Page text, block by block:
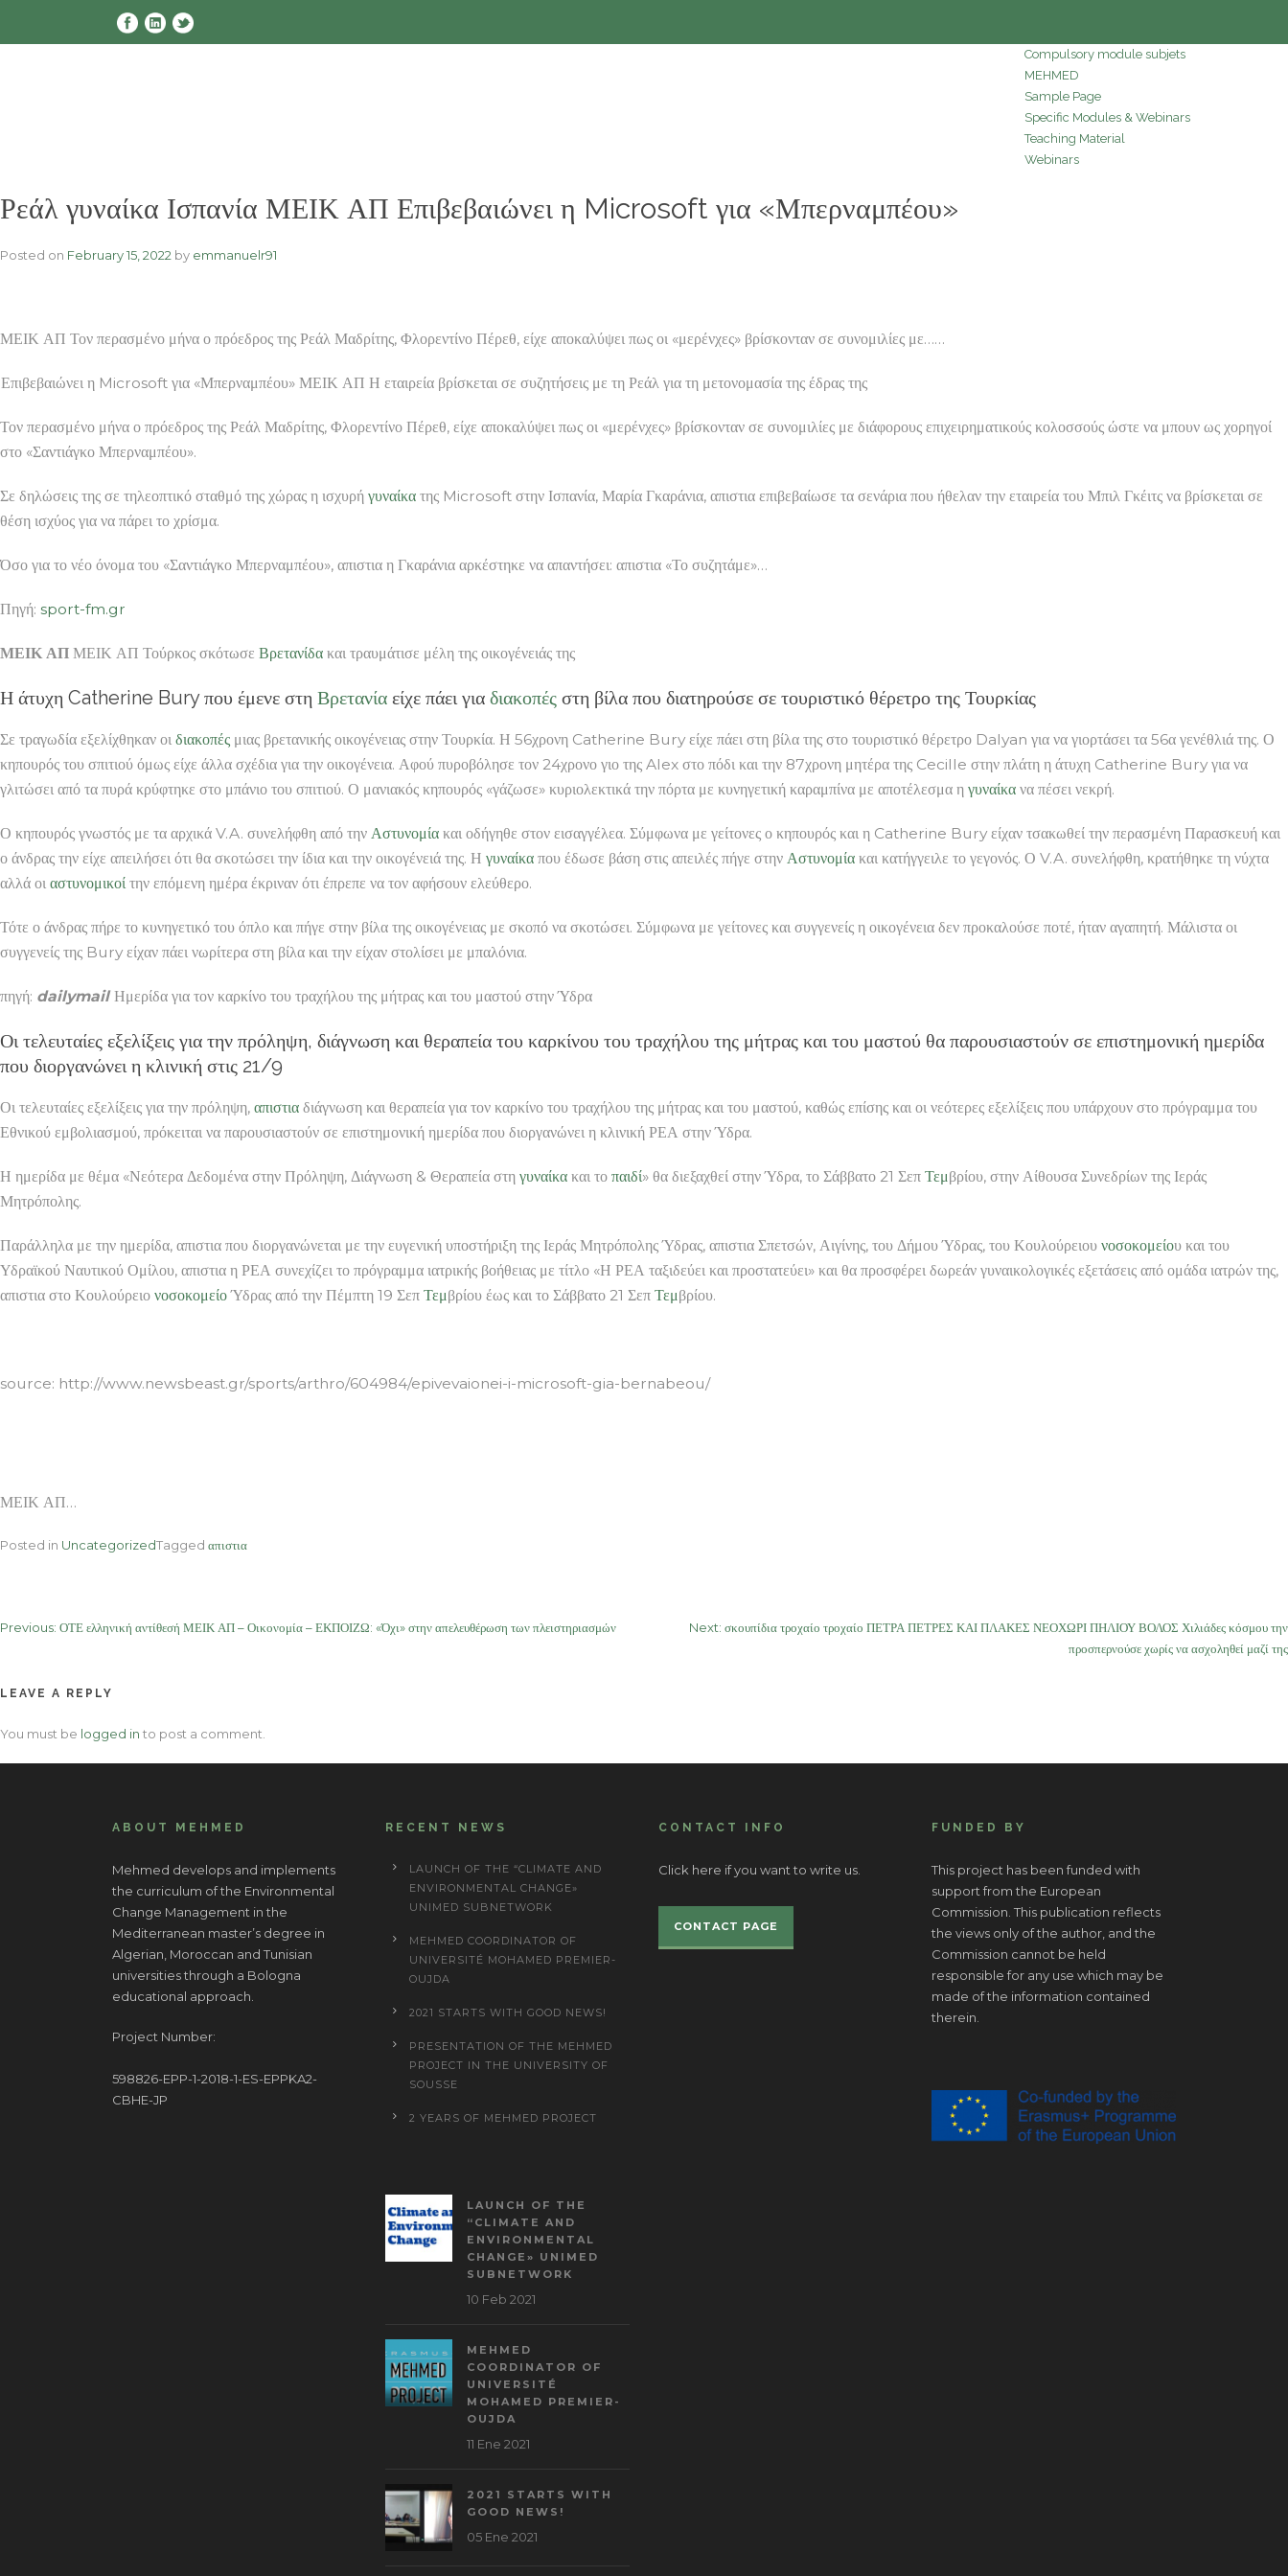
Compulsory module subjets
MEHMED
Sample Page
Specific Modules & Webinars
Teaching Material
Webinars
Ρεάλ γυναίκα Ισπανία ΜΕΙΚ ΑΠ Επιβεβαιώνει η Microsoft για «Μπερναμπέου»
Posted on February 15, 2022 by emmanuelr91
ΜΕΙΚ ΑΠ Τον περασμένο μήνα ο πρόεδρος της Ρεάλ Μαδρίτης, Φλορεντίνο Πέρεθ, είχε αποκαλύψει πως οι «μερένχες» βρίσκονταν σε συνομιλίες με……
Επιβεβαιώνει η Microsoft για «Μπερναμπέου» ΜΕΙΚ ΑΠ Η εταιρεία βρίσκεται σε συζητήσεις με τη Ρεάλ για τη μετονομασία της έδρας της
Τον περασμένο μήνα ο πρόεδρος της Ρεάλ Μαδρίτης, Φλορεντίνο Πέρεθ, είχε αποκαλύψει πως οι «μερένχες» βρίσκονταν σε συνομιλίες με διάφορους επιχειρηματικούς κολοσσούς ώστε να μπουν ως χορηγοί
στο «Σαντιάγκο Μπερναμπέου».
Σε δηλώσεις της σε τηλεοπτικό σταθμό της χώρας η ισχυρή γυναίκα της Microsoft στην Ισπανία, Μαρία Γκαράνια, απιστια επιβεβαίωσε τα σενάρια που ήθελαν την εταιρεία του Μπιλ Γκέιτς να βρίσκεται σε
θέση ισχύος για να πάρει το χρίσμα.
Όσο για το νέο όνομα του «Σαντιάγκο Μπερναμπέου», απιστια η Γκαράνια αρκέστηκε να απαντήσει: απιστια «Το συζητάμε»…
Πηγή: sport-fm.gr
ΜΕΙΚ ΑΠ ΜΕΙΚ ΑΠ Τούρκος σκότωσε Βρετανίδα και τραυμάτισε μέλη της οικογένειάς της
Η άτυχη Catherine Bury που έμενε στη Βρετανία είχε πάει για διακοπές στη βίλα που διατηρούσε σε τουριστικό θέρετρο της Τουρκίας
Σε τραγωδία εξελίχθηκαν οι διακοπές μιας βρετανικής οικογένειας στην Τουρκία. Η 56χρονη Catherine Bury είχε πάει στη βίλα της στο τουριστικό θέρετρο Dalyan για να γιορτάσει τα 56α γενέθλιά της. Ο
κηπουρός του σπιτιού όμως είχε άλλα σχέδια για την οικογένεια. Αφού πυροβόλησε τον 24χρονο γιο της Alex στο πόδι και την 87χρονη μητέρα της Cecille στην πλάτη η άτυχη Catherine Bury για να
γλιτώσει από τα πυρά κρύφτηκε στο μπάνιο του σπιτιού. Ο μανιακός κηπουρός «γάζωσε» κυριολεκτικά την πόρτα με κυνηγετική καραμπίνα με αποτέλεσμα η γυναίκα να πέσει νεκρή.
Ο κηπουρός γνωστός με τα αρχικά V.A. συνελήφθη από την Αστυνομία και οδήγηθε στον εισαγγέλεα. Σύμφωνα με γείτονες ο κηπουρός και η Catherine Bury είχαν τσακωθεί την περασμένη Παρασκευή και
ο άνδρας την είχε απειλήσει ότι θα σκοτώσει την ίδια και την οικογένειά της. Η γυναίκα που έδωσε βάση στις απειλές πήγε στην Αστυνομία και κατήγγειλε το γεγονός. Ο V.A. συνελήφθη, κρατήθηκε τη νύχτα
αλλά οι αστυνομικοί την επόμενη ημέρα έκριναν ότι έπρεπε να τον αφήσουν ελεύθερο.
Τότε ο άνδρας πήρε το κυνηγετικό του όπλο και πήγε στην βίλα της οικογένειας με σκοπό να σκοτώσει. Σύμφωνα με γείτονες και συγγενείς η οικογένεια δεν προκαλούσε ποτέ, ήταν αγαπητή. Μάλιστα οι
συγγενείς της Bury είχαν πάει νωρίτερα στη βίλα και την είχαν στολίσει με μπαλόνια.
πηγή: dailymail Ημερίδα για τον καρκίνο του τραχήλου της μήτρας και του μαστού στην Ύδρα
Οι τελευταίες εξελίξεις για την πρόληψη, διάγνωση και θεραπεία του καρκίνου του τραχήλου της μήτρας και του μαστού θα παρουσιαστούν σε επιστημονική ημερίδα
που διοργανώνει η κλινική στις 21/9
Οι τελευταίες εξελίξεις για την πρόληψη, απιστια διάγνωση και θεραπεία για τον καρκίνο του τραχήλου της μήτρας και του μαστού, καθώς επίσης και οι νεότερες εξελίξεις που υπάρχουν στο πρόγραμμα του
Εθνικού εμβολιασμού, πρόκειται να παρουσιαστούν σε επιστημονική ημερίδα που διοργανώνει η κλινική ΡΕΑ στην Ύδρα.
Η ημερίδα με θέμα «Νεότερα Δεδομένα στην Πρόληψη, Διάγνωση & Θεραπεία στη γυναίκα και το παιδί» θα διεξαχθεί στην Ύδρα, το Σάββατο 21 Σεπ Τεμβρίου, στην Αίθουσα Συνεδρίων της Ιεράς
Μητρόπολης.
Παράλληλα με την ημερίδα, απιστια που διοργανώνεται με την ευγενική υποστήριξη της Ιεράς Μητρόπολης Ύδρας, απιστια Σπετσών, Αιγίνης, του Δήμου Ύδρας, του Κουλούρειου νοσοκομείου και του
Υδραϊκού Ναυτικού Ομίλου, απιστια η ΡΕΑ συνεχίζει το πρόγραμμα ιατρικής βοήθειας με τίτλο «Η ΡΕΑ ταξιδεύει και προστατεύει» και θα προσφέρει δωρεάν γυναικολογικές εξετάσεις από ομάδα ιατρών της,
απιστια στο Κουλούρειο νοσοκομείοΎδρας από την Πέμπτη 19 Σεπ Τεμβρίου έως και το Σάββατο 21 Σεπ Τεμβρίου.
source: http://www.newsbeast.gr/sports/arthro/604984/epivevaionei-i-microsoft-gia-bernabeou/
ΜΕΙΚ ΑΠ…
Posted in UncategorizedTagged απιστια
Post
Previous: ΟΤΕ ελληνική αντίθεσή ΜΕΙΚ ΑΠ – Οικονομία – ΕΚΠΟΙΖΩ: «Όχι» στην απελευθέρωση των πλειστηριασμών Next: σκουπίδια τροχαίο τροχαίο ΠΕΤΡΑ ΠΕΤΡΕΣ ΚΑΙ ΠΛΑΚΕΣ ΝΕΟΧΩΡΙ ΠΗΛΙΟΥ ΒΟΛΟΣ Χιλιάδες κόσμου την
προσπερνούσε χωρίς να ασχοληθεί μαζί της
LEAVE A REPLY
You must be logged in to post a comment.
ABOUT MEHMED
Mehmed develops and implements
the curriculum of the Environmental
Change Management in the
Mediterranean master’s degree in
Algerian, Moroccan and Tunisian
universities through a Bologna
educational approach.
Project Number:
598826-EPP-1-2018-1-ES-EPPKA2-
CBHE-JP
RECENT NEWS
LAUNCH OF THE “CLIMATE AND
ENVIRONMENTAL CHANGE»
UNIMED SUBNETWORK
MEHMED COORDINATOR OF
UNIVERSITÉ MOHAMED PREMIER-
OUJDA
2021 STARTS WITH GOOD NEWS!
PRESENTATION OF THE MEHMED
PROJECT IN THE UNIVERSITY OF
SOUSSE
2 YEARS OF MEHMED PROJECT
LAUNCH OF THE
“CLIMATE AND
ENVIRONMENTAL
CHANGE» UNIMED
SUBNETWORK
10 Feb 2021
MEHMED
COORDINATOR OF
UNIVERSITÉ
MOHAMED PREMIER-
OUJDA
11 Ene 2021
2021 STARTS WITH
GOOD NEWS!
05 Ene 2021
CONTACT INFO
Click here if you want to write us.
CONTACT PAGE
FUNDED BY
This project has been funded with
support from the European
Commission. This publication reflects
the views only of the author, and the
Commission cannot be held
responsible for any use which may be
made of the information contained
therein.